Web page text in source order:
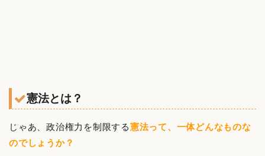
憲法とは？
じゃあ、政治権力を制限する憲法って、一体どんなものな
のでしょうか？